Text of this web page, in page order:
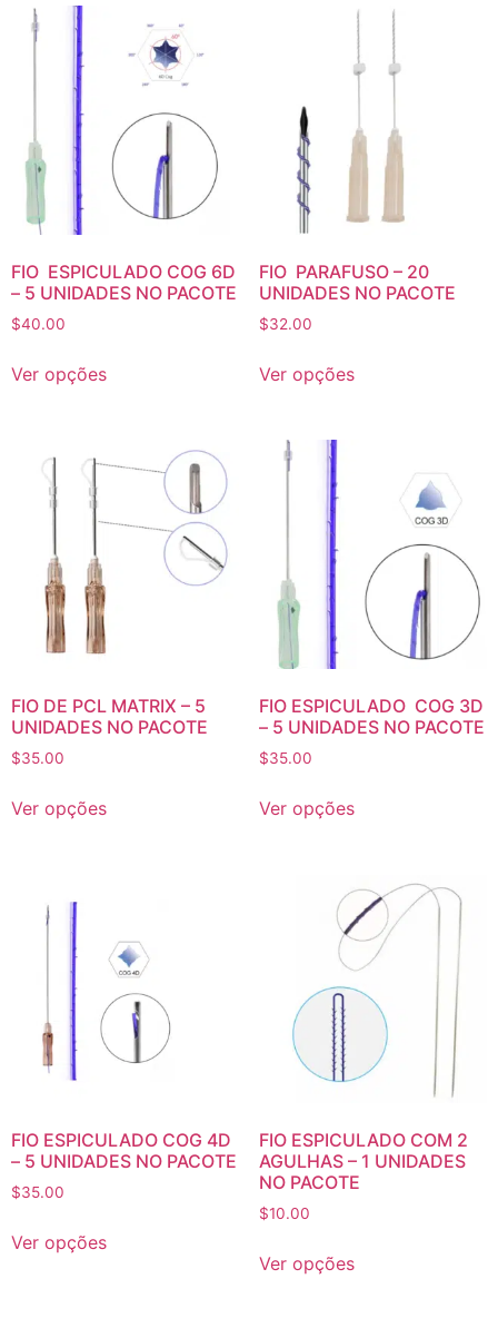
FIO ESPICULADO COG 6D
– 5 UNIDADES NO PACOTE
$40.00
Ver opções
FIO PARAFUSO – 20
UNIDADES NO PACOTE
$32.00
Ver opções
FIO DE PCL MATRIX – 5
UNIDADES NO PACOTE
$35.00
Ver opções
FIO ESPICULADO COG 3D
– 5 UNIDADES NO PACOTE
$35.00
Ver opções
FIO ESPICULADO COG 4D
– 5 UNIDADES NO PACOTE
$35.00
Ver opções
FIO ESPICULADO COM 2
AGULHAS – 1 UNIDADES
NO PACOTE
$10.00
Ver opções